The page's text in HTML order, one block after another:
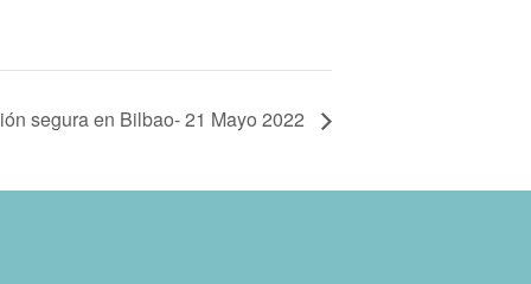
segura en Bilbao- 21 Mayo 2022